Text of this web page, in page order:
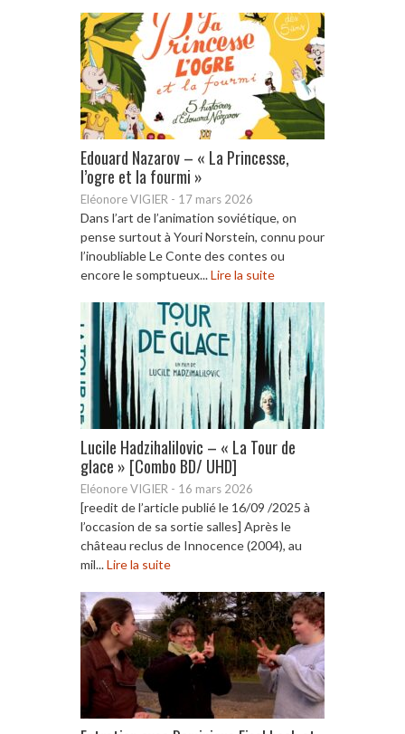
Edouard Nazarov – « La Princesse,
l’ogre et la fourmi »
Eléonore VIGIER - 17 mars 2026
Dans l’art de l’animation soviétique, on
pense surtout à Youri Norstein, connu pour
l’inoubliable Le Conte des contes ou
encore le somptueux...Lire la suite
Lucile Hadzihalilovic – « La Tour de
glace » [Combo BD/ UHD]
Eléonore VIGIER - 16 mars 2026
[reedit de l’article publié le 16/09 /2025 à
l’occasion de sa sortie salles] Après le
château reclus de Innocence (2004), au
mil...Lire la suite